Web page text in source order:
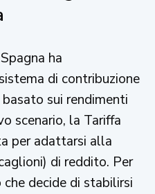
ha
di contribuzione
sui rendimenti
scenario, la Tariffa
per adattarsi alla
di reddito. Per
decide di stabilirsi